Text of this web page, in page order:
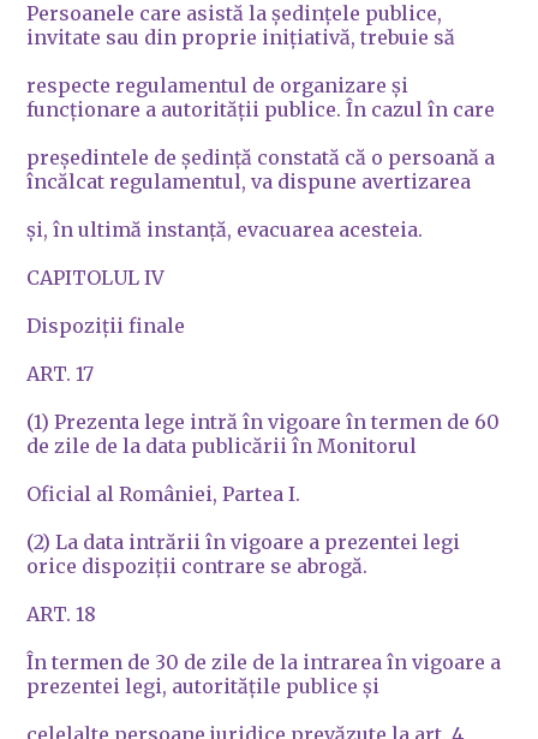
Persoanele care asistă la şedinţele publice,
invitate sau din proprie iniţiativă, trebuie să
respecte regulamentul de organizare şi
funcţionare a autorităţii publice. În cazul în care
preşedintele de şedinţă constată că o persoană a
încălcat regulamentul, va dispune avertizarea
şi, în ultimă instanţă, evacuarea acesteia.
CAPITOLUL IV
Dispoziţii finale
ART. 17
(1) Prezenta lege intră în vigoare în termen de 60
de zile de la data publicării în Monitorul
Oficial al României, Partea I.
(2) La data intrării în vigoare a prezentei legi
orice dispoziţii contrare se abrogă.
ART. 18
În termen de 30 de zile de la intrarea în vigoare a
prezentei legi, autorităţile publice şi
celelalte persoane juridice prevăzute la art. 4